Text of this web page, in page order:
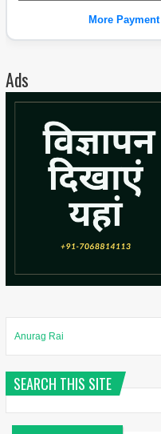
More
Ads
Anurag Rai
SEARCH THIS SITE